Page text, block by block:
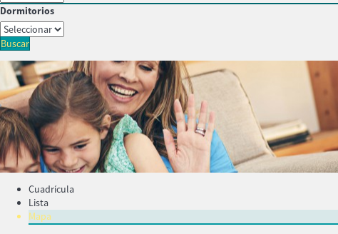
Dormitorios
Buscar
Cuadrícula
Lista
Mapa